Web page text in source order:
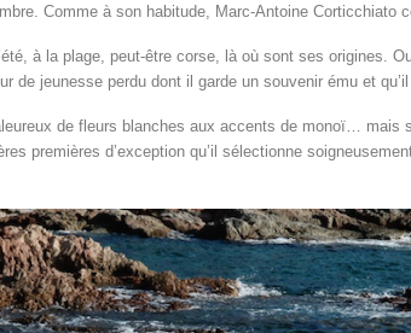
Comme à son habitude, Marc-Antoine Corticchiato
à la plage, peut-être corse, là où sont ses origines.
de jeunesse perdu dont il garde un souvenir ému et
de fleurs blanches aux accents de monoï… mais
premières d’exception qu’il sélectionne